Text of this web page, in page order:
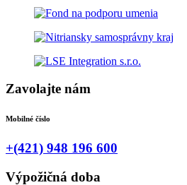
Zavolajte nám
Mobilné číslo
+(421) 948 196 600
Výpožičná doba